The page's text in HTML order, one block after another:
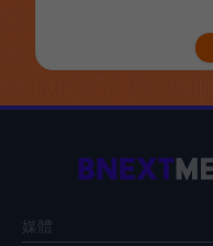
媒體